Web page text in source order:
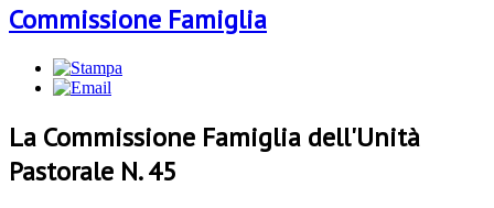
Commissione Famiglia
La Commissione Famiglia dell'Unità
Pastorale N. 45